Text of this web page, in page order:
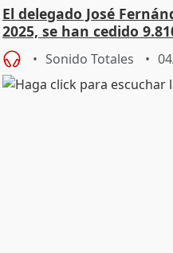
El delegado José
2025, se han cedido
Sonido Totales